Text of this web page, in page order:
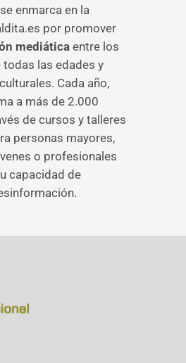
enmarca en la
por promover
mediática entre los
las edades y
Cada año,
a más de 2.000
de cursos y talleres
personas mayores,
o profesionales
capacidad de